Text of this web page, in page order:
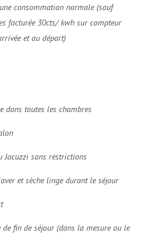
consommation normale (sauf
facturée 30cts/ kwh sur compteur
et au départ)
dans toutes les chambres
Jacuzzi sans restrictions
et sèche linge durant le séjour
fin de séjour (dans la mesure ou le